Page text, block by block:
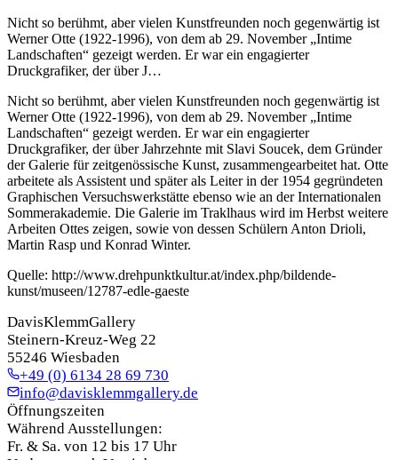
Nicht so berühmt, aber vielen Kunstfreunden noch gegenwärtig ist
Werner Otte (1922-1996), von dem ab 29. November „Intime
Landschaften“ gezeigt werden. Er war ein engagierter
Druckgrafiker, der über J…
Nicht so berühmt, aber vielen Kunstfreunden noch gegenwärtig ist
Werner Otte (1922-1996), von dem ab 29. November „Intime
Landschaften“ gezeigt werden. Er war ein engagierter
Druckgrafiker, der über Jahrzehnte mit Slavi Soucek, dem Gründer
der Galerie für zeitgenössische Kunst, zusammengearbeitet hat. Otte
arbeitete als Assistent und später als Leiter in der 1954 gegründeten
Graphischen Versuchswerkstätte ebenso wie an der Internationalen
Sommerakademie. Die Galerie im Traklhaus wird im Herbst weitere
Arbeiten Ottes zeigen, sowie von dessen Schülern Anton Drioli,
Martin Rasp und Konrad Winter.
Quelle: http://www.drehpunktkultur.at/index.php/bildende-
kunst/museen/12787-edle-gaeste
DavisKlemmGallery
Steinern-Kreuz-Weg 22
55246 Wiesbaden
+49 (0) 6134 28 69 730
info@davisklemmgallery.de
Öffnungszeiten
Während Ausstellungen:
Fr. & Sa. von 12 bis 17 Uhr